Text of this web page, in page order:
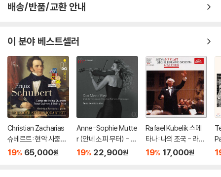
배송/반품/교환 안내
이 분야 베스트셀러
Christian Zacharias
슈베르트: 현악 사중주
전곡 외 (Schubert: C
19% 65,000원
Anne-Sophie Mutte
r (안네 소피 무터) - Ea
st Meets West
19% 22,900원
Rafael Kubelik 스메
타나: 나의 조국 - 라파
엘 쿠벨릭 (Smetana:
19% 17,000원